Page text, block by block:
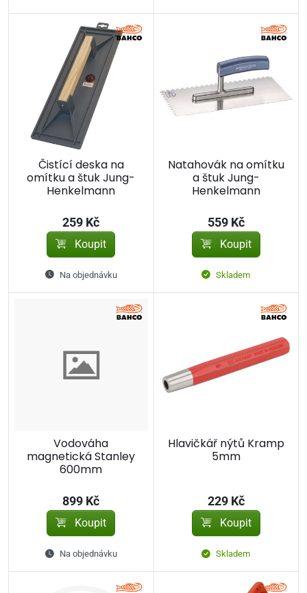
Čistící deska na
omítku a štuk Jung-
Henkelmann
259 Kč
Koupit
Na objednávku
Natahovák na omítku
a štuk Jung-
Henkelmann
559 Kč
Koupit
Skladem
Vodováha
magnetická Stanley
600mm
899 Kč
Koupit
Na objednávku
Hlavičkář nýtů Kramp
5mm
229 Kč
Koupit
Skladem